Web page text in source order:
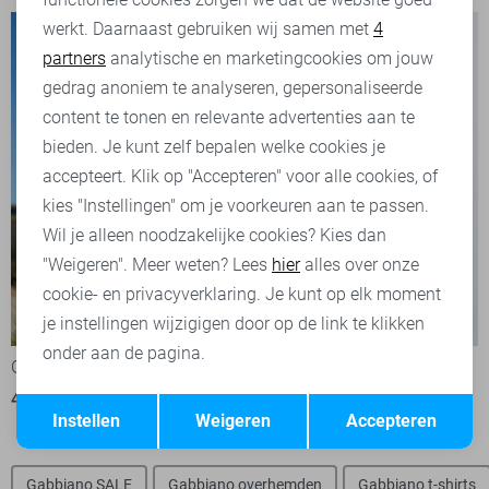
-50%
Gabbiano Vest
45,00 89,99
133,00
189,99
Gabbiano SALE Gabbiano overhemden Gabbiano t-shirts
Analytische cookies
Marketing cookies
Terug Opslaan
werkt. Daarnaast gebruiken wij samen met 4
partners analytische en marketingcookies om jouw
gedrag anoniem te analyseren, gepersonaliseerde
content te tonen en relevante advertenties aan te
bieden. Je kunt zelf bepalen welke cookies je
accepteert. Klik op "Accepteren" voor alle cookies, of
kies "Instellingen" om je voorkeuren aan te passen.
Wil je alleen noodzakelijke cookies? Kies dan
"Weigeren". Meer weten? Lees hieralles over onze
cookie- en privacyverklaring. Je kunt op elk moment
je instellingen wijzigigen door op de link te klikken
onder aan de pagina.
Accepteren
Weigeren
Instellen